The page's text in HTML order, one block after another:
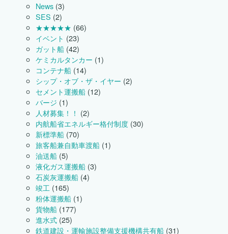
News (3)
SES (2)
★★★★★ (66)
イベント (23)
ガット船 (42)
ケミカルタンカー (1)
コンテナ船 (14)
シップ・オブ・ザ・イヤー (2)
セメント運搬船 (12)
バージ (1)
人材募集！！ (2)
内航船省エネルギー格付制度 (30)
新標準船 (70)
旅客船兼自動車渡船 (1)
油送船 (5)
液化ガス運搬船 (3)
石炭灰運搬船 (4)
竣工 (165)
粉体運搬船 (1)
貨物船 (177)
進水式 (25)
鉄道建設・運輸施設整備支援機構共有船 (31)